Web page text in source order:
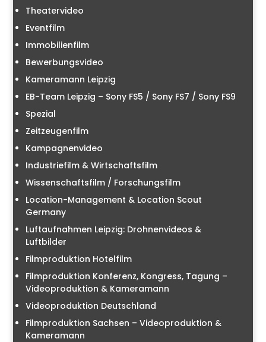
Theatervideo
Eventfilm
Immobilienfilm
Bewerbungsvideo
Kameramann Leipzig
EB-Team Leipzig – Sony FS5 / Sony FS7 / Sony FS9
Spezial
Zeitzeugenfilm
Kampagnenvideo
Industriefilm & Wirtschaftsfilm
Wissenschaftsfilm / Forschungsfilm
Location-Management & Location Scout
Germany
Luftaufnahmen Leipzig: Drohnenvideos &
Luftbilder
Filmproduktion Hotelfilm
Filmproduktion Konferenz, Kongress, Tagung –
Videoproduktion & Kameramann
Videoproduktion Deutschland
Filmproduktion Sachsen – Videoproduktion &
Kameramann